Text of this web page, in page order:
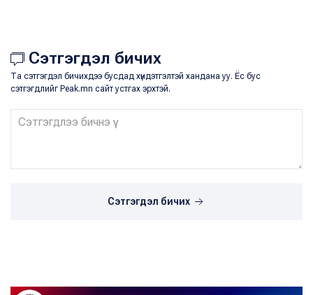
Сэтгэгдэл бичих
Та сэтгэгдэл бичихдээ бусдад хүндэтгэлтэй хандана уу. Ёс бус
сэтгэгдлийг Peak.mn сайт устгах эрхтэй.
Сэтгэгдэл бичих